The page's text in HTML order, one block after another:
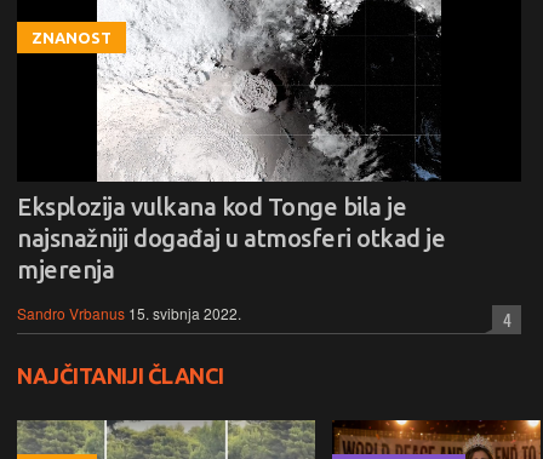
ZNANOST
Eksplozija vulkana kod Tonge bila je
najsnažniji događaj u atmosferi otkad je
mjerenja
Sandro Vrbanus 15. svibnja 2022. 4
NAJČITANIJI ČLANCI